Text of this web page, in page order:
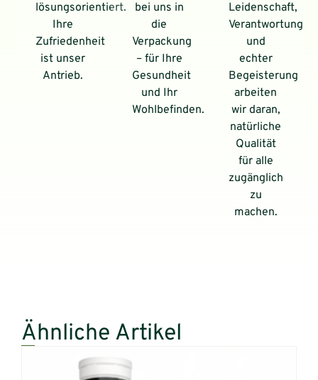
lösungsorientiert.
Ihre
Zufriedenheit
ist unser
Antrieb.
bei uns in
die
Verpackung
– für Ihre
Gesundheit
und Ihr
Wohlbefinden.
Leidenschaft,
Verantwortung
und
echter
Begeisterung
arbeiten
wir daran,
natürliche
Qualität
für alle
zugänglich
zu
machen.
Ähnliche Artikel